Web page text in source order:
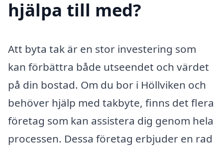
hjälpa till med?
Att byta tak är en stor investering som
kan förbättra både utseendet och värdet
på din bostad. Om du bor i Höllviken och
behöver hjälp med takbyte, finns det flera
företag som kan assistera dig genom hela
processen. Dessa företag erbjuder en rad